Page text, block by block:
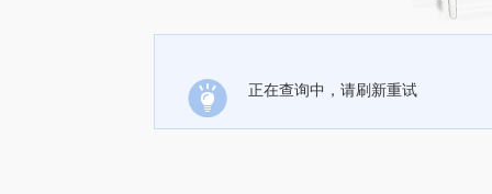
正在查询中，请刷新重试